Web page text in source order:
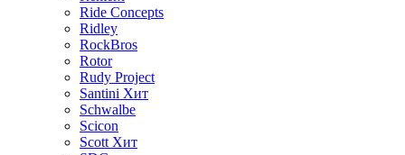
Ride Concepts
Ridley
RockBros
Rotor
Rudy Project
Santini Хит
Schwalbe
Scicon
Scott Хит